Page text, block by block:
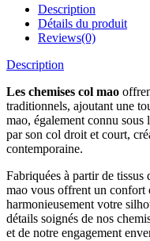
Description
Détails du produit
Reviews(0)
Description
Les chemises col mao
traditionnels, ajoutant une
mao, également connu
par son col droit et court,
contemporaine.
Fabriquées à partir de tissus
mao vous offrent un confort
harmonieusement votre
détails soignés de nos
et de notre engagement